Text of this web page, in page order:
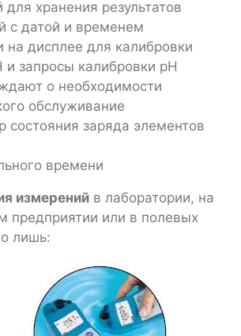
для хранения результатов
с датой и временем
на дисплее для калибровки
и запросы калибровки pH
о необходимости
обслуживание
состояния заряда элементов
времени
измерений в лаборатории, на
предприятии или в полевых
лишь: